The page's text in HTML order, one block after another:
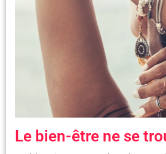
Le bien-être ne se